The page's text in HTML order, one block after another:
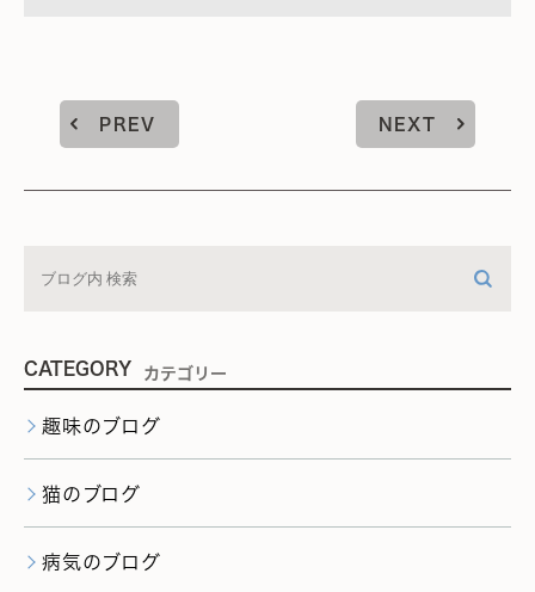
PREV NEXT
CATEGORY カテゴリー
趣味のブログ
猫のブログ
病気のブログ